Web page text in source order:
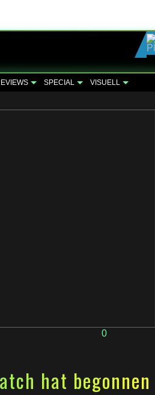
SPECIAL VISUELL
0
hat begonnen